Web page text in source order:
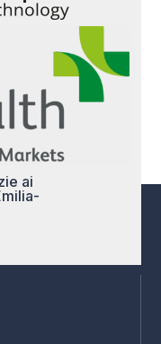
ai